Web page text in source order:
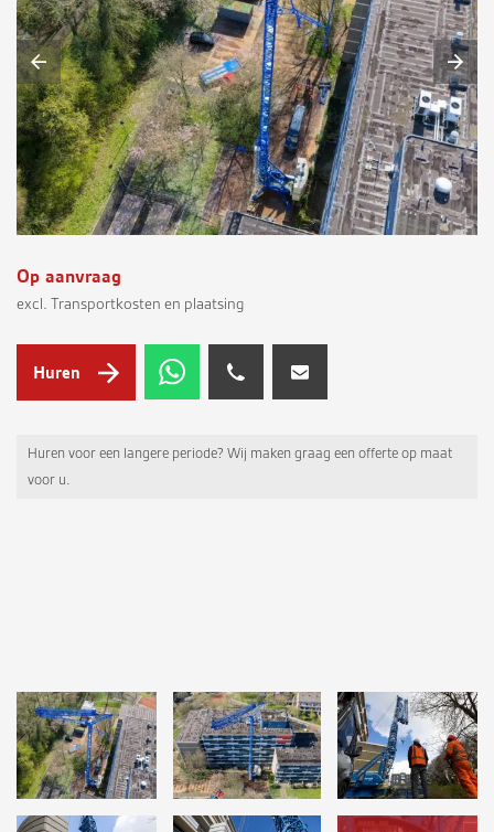
Op aanvraag
excl. Transportkosten en plaatsing
Huren
Huren voor een langere periode? Wij maken graag een offerte op maat
voor u.